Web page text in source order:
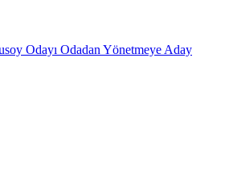
Odayı Odadan Yönetmeye Aday